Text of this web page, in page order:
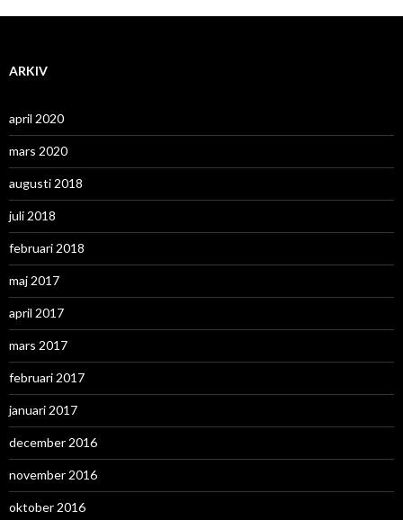
ARKIV
april 2020
mars 2020
augusti 2018
juli 2018
februari 2018
maj 2017
april 2017
mars 2017
februari 2017
januari 2017
december 2016
november 2016
oktober 2016